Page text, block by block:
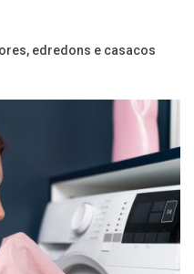
edredons e casacos